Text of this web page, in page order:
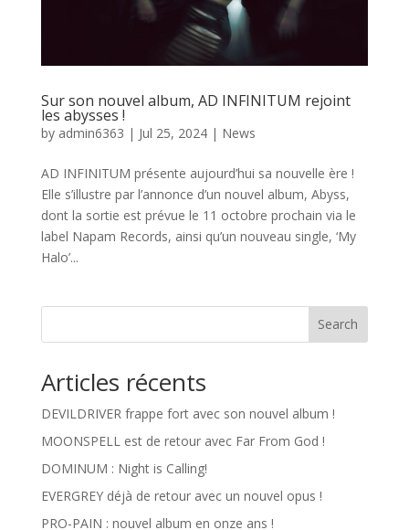
Sur son nouvel album, AD INFINITUM rejoint
les abysses !
by admin6363 | Jul 25, 2024| News
AD INFINITUM présente aujourd’hui sa nouvelle ère !
Elle s’illustre par l’annonce d’un nouvel album, Abyss,
dont la sortie est prévue le 11 octobre prochain via le
label Napam Records, ainsi qu’un nouveau single, ‘My
Halo’...
Search
Articles récents
DEVILDRIVER frappe fort avec son nouvel album !
MOONSPELL est de retour avec Far From God !
DOMINUM : Night is Calling!
EVERGREY déjà de retour avec un nouvel opus !
PRO-PAIN : nouvel album en onze ans !